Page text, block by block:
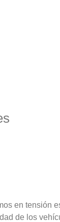
en tensión
de los